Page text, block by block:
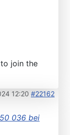
to join the
12:20 #22162
036 bei